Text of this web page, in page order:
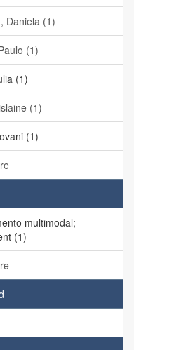
Daniela (1)
(1)
(1)
(1)
(1)
multimodal;
(1)